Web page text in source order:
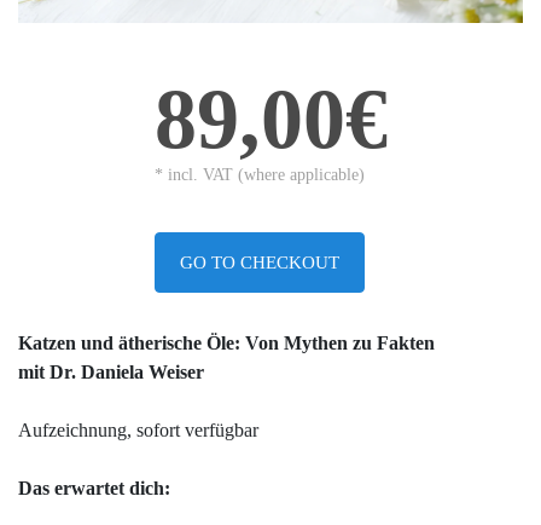
89,00€
* incl. VAT (where applicable)
GO TO CHECKOUT
Katzen und ätherische Öle: Von Mythen zu Fakten
mit Dr. Daniela Weiser
Aufzeichnung, sofort verfügbar
Das erwartet dich: